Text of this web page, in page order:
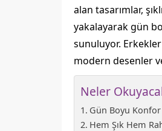
alan tasarımlar,
yakalayarak gün
sunuluyor.
modern desenler
Neler
Gün Boyu
Hem Şık Hem